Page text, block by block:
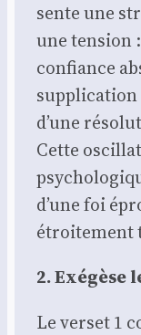
sente une
une ten­sion
confiance
sup­pli­ca­tion
d’une
Cette
d’une foi
étroi­te­ment
2. Exé­gèse
Le ver­set 1